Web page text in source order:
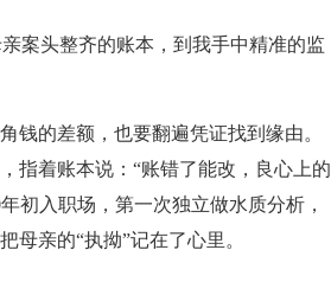
案头整齐的账本，到我手中精准的监
的差额，也要翻遍凭证找到缘由。
指着账本说：“账错了能改，良心上的
初入职场，第一次独立做水质分析，
母亲的“执拗”记在了心里。